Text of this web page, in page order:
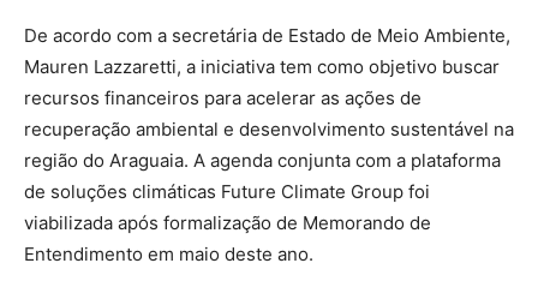
De acordo com a secretária de Estado de Meio Ambiente,
Mauren Lazzaretti, a iniciativa tem como objetivo buscar
recursos financeiros para acelerar as ações de
recuperação ambiental e desenvolvimento sustentável na
região do Araguaia. A agenda conjunta com a plataforma
de soluções climáticas Future Climate Group foi
viabilizada após formalização de Memorando de
Entendimento em maio deste ano.